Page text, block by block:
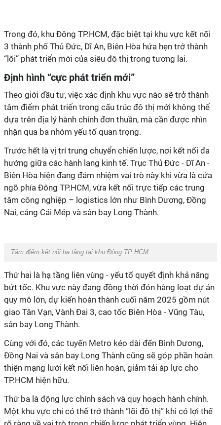
Trong đó, khu Đông TP.HCM, đặc biệt tại khu vực kết nối
3 thành phố Thủ Đức, Dĩ An, Biên Hòa hứa hẹn trở thành
“lõi” phát triển mới của siêu đô thị trong tương lai.
Định hình “cực phát triển mới”
Theo giới đầu tư, việc xác định khu vực nào sẽ trở thành
tâm điểm phát triển trong cấu trúc đô thị mới không thể
dựa trên địa lý hành chính đơn thuần, mà cần được nhìn
nhận qua ba nhóm yếu tố quan trọng.
Trước hết là vị trí trung chuyển chiến lược, nơi kết nối đa
hướng giữa các hành lang kinh tế. Trục Thủ Đức - Dĩ An -
Biên Hòa hiện đang đảm nhiệm vai trò này khi vừa là cửa
ngõ phía Đông TP.HCM, vừa kết nối trực tiếp các trung
tâm công nghiệp – logistics lớn như Bình Dương, Đồng
Nai, cảng Cái Mép và sân bay Long Thành.
Tâm điểm kết nối hạ tầng tại khu Đông TP HCM
Thứ hai là hạ tầng liên vùng - yếu tố quyết định khả năng
bứt tốc. Khu vực này đang đồng thời đón hàng loạt dự án
quy mô lớn, dự kiến hoàn thành cuối năm 2025 gồm nút
giao Tân Vạn, Vành Đai 3, cao tốc Biên Hòa - Vũng Tàu,
sân bay Long Thành.
Cùng với đó, các tuyến Metro kéo dài đến Bình Dương,
Đồng Nai và sân bay Long Thành cũng sẽ góp phần hoàn
thiện mạng lưới kết nối liên hoàn, giảm tải áp lực cho
TP.HCM hiện hữu.
Thứ ba là động lực chính sách và quy hoạch hành chính.
Một khu vực chỉ có thể trở thành “lõi đô thị” khi có lợi thế